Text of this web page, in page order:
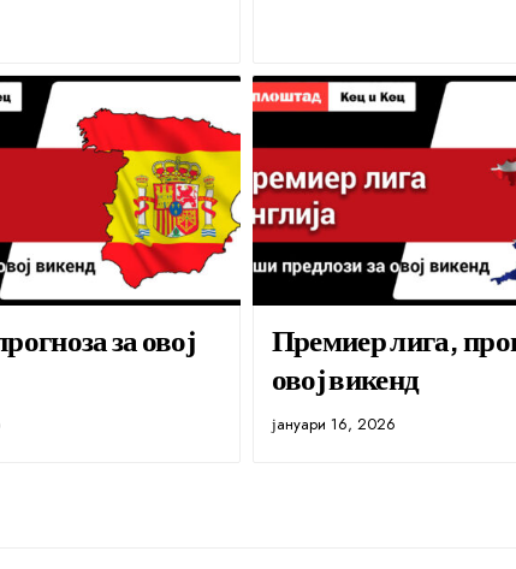
за овој
Премиер лига,
овој викенд
јануари 16, 2026